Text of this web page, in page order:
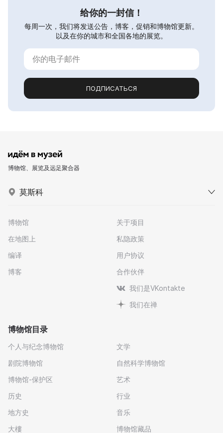
给你的一封信！
每周一次，我们将发送公告，博客，促销和博物馆更新。
以及在你的城市和全国各地的展览。
ПОДПИСАТЬСЯ
博物馆、展览及远足聚合器
莫斯科
博物馆
在地图上
编译
博客
关于项目
私隐政策
用户协议
合作伙伴
我们是VKontakte
我们在禅
博物馆目录
个人与纪念博物馆
剧院博物馆
博物馆-保护区
历史
地方史
大樓
文学
自然科学博物馆
艺术
行业
音乐
博物馆藏品